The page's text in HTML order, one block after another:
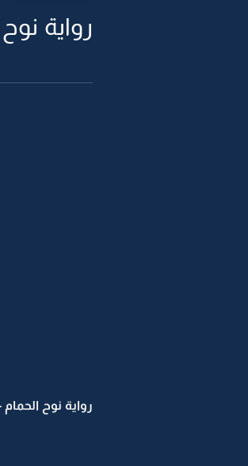
رواية نوح
رواية نوح الحمام -